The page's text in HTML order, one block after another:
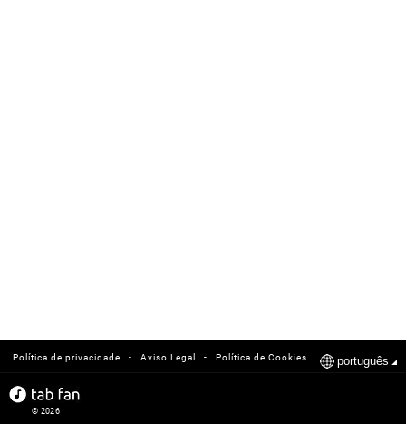
Política de Cookies
-
Aviso Legal
-
Política de privacidade português
© 2026